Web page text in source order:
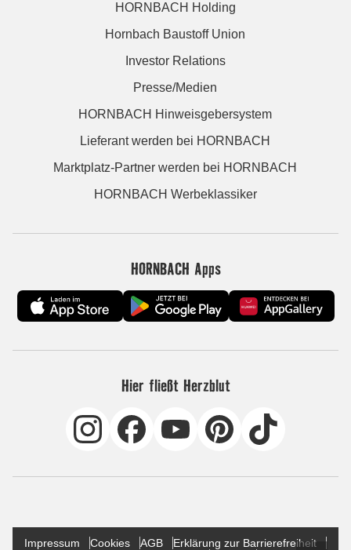
HORNBACH Holding
Hornbach Baustoff Union
Investor Relations
Presse/Medien
HORNBACH Hinweisgebersystem
Lieferant werden bei HORNBACH
Marktplatz-Partner werden bei HORNBACH
HORNBACH Werbeklassiker
HORNBACH Apps
Hier fließt Herzblut
Impressum Cookies AGB
Erklärung zur Barrierefreiheit